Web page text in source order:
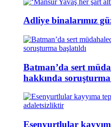
Adliye binalarımız
Batman’da sert
hakkında soruşturma
Esenyurtlular